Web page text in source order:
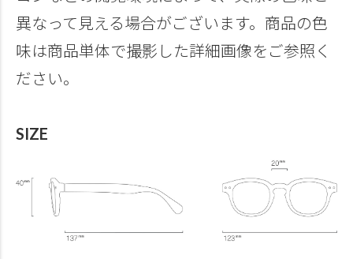
異なって見える場合がございます。商品の色
味は商品単体で撮影した詳細画像をご参照く
ださい。
SIZE